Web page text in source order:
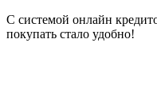
С системой онлайн
покупать стало удобно!